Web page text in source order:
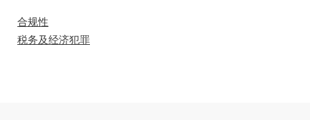
合规性
税务及经济犯罪